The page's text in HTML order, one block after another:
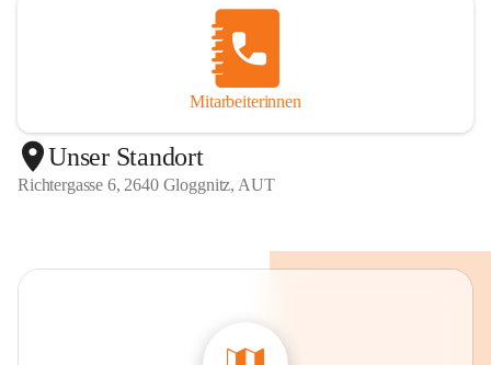
Mitarbeiterinnen
+1
Unser Standort
Richtergasse 6, 2640 Gloggnitz, AUT